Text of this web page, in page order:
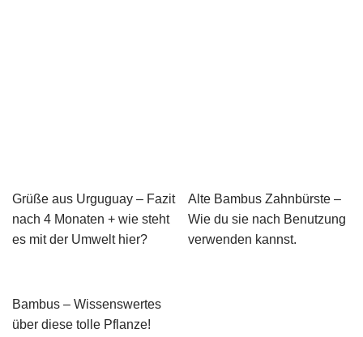
Grüße aus Urguguay – Fazit
nach 4 Monaten + wie steht
es mit der Umwelt hier?
Alte Bambus Zahnbürste –
Wie du sie nach Benutzung
verwenden kannst.
Bambus – Wissenswertes
über diese tolle Pflanze!